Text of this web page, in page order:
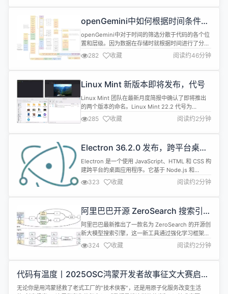
下载地址：
五一假期，调问也悄悄地做了一个大的看得见的升
级，在我们的...
openGemini中如何根据时间条件查
询数据
openGemini中对于时间的筛选分散于代码的各个位
置和层级。因为数据在存储时就根据时间进行了分
片，将不同时间段的数据存储在不同的shards中。除
此之外，在tssp文件中，不同时间线的数据分割成不
同的block存放，每个block中的时间又分别有序。而
会分开存放。为了应对这些在不同层级根据时间切分
数据的策略，...
282 收藏 阅读约46分钟
Linux Mint 新版本即将发布，代号
Linux Mint 团队在最新月度简报中确认了即将推出
的两个版本的命名。Linux Mint 22.2 代号为
“Zara”，预计将在未来几个月内面世，继续基于
Ubuntu 24.04 LTS 打造。 而基于 Debian 的
LMDE 7 则被命名为“Gigi”，其发布时间预计紧随
285 收藏 阅读约2分钟
Electron 36.2.0 发布，跨平台桌面
应用开发工具
Electron 是一个使用 JavaScript、HTML 和 CSS 构
建跨平台的桌面应用程序。它基于 Node.js 和
Chromium，被 Atom 编辑器和许多其他应用程序使
用。Electron 兼容 Mac、Windows 和 Linux，可
以构建出三个平台的应用程序。 Electron v36.2.0更
323 收藏 阅读约2分钟
阿里巴巴开源 ZeroSearch 搜索引
擎，成本直降 80%
阿里巴巴最新推出了一款名为 ZeroSearch 的开源创
新大模型搜索引擎，这一新工具通过强化学习框架，
极大地提高了搜索能力，并且在训练过程中不需要与
真实搜索引擎互动。 ZeroSearch 的核心优势在于它
能够利用大型预训练模型的知识，快速生成相关内
索引擎相比，ZeroSearch 的训练成本显著降低。据
了解...
324 收藏 阅读约2分钟
代码有温度丨2025OSC鸿蒙开发者故事征文大赛启
幕，超绝激励池寻找最美技术人生
无论你是用鸿蒙拯救了老式工厂的"技术侠客"，还是用原子化服务改变生活